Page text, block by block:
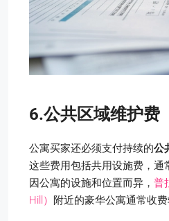
6.公共区域维护费
公寓买家还必须支付持续的公
这些费用包括共用设施费，通
因公寓的设施和位置而异， 普
Hill） 附近的豪华公寓通常收费